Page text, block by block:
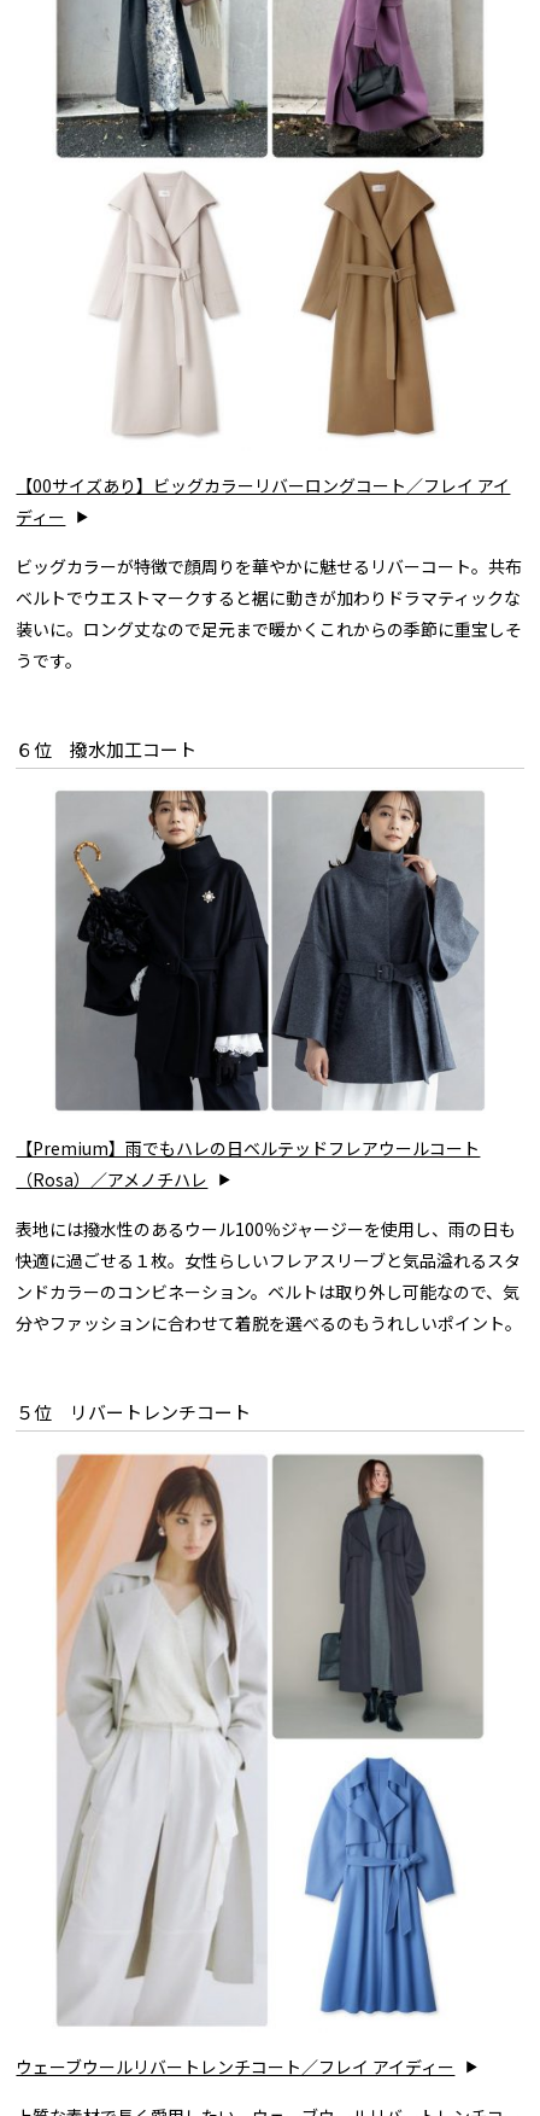
【00サイズあり】ビッグカラーリバーロングコート／フレイ アイ
ディー
ビッグカラーが特徴で顔周りを華やかに魅せるリバーコート。共布
ベルトでウエストマークすると裾に動きが加わりドラマティックな
装いに。ロング丈なので足元まで暖かくこれからの季節に重宝しそ
うです。
６位 撥水加工コート
【Premium】雨でもハレの日ベルテッドフレアウールコート
（Rosa）／アメノチハレ
表地には撥水性のあるウール100％ジャージーを使用し、雨の日も
快適に過ごせる１枚。女性らしいフレアスリーブと気品溢れるスタ
ンドカラーのコンビネーション。ベルトは取り外し可能なので、気
分やファッションに合わせて着脱を選べるのもうれしいポイント。
５位 リバートレンチコート
ウェーブウールリバートレンチコート／フレイ アイディー